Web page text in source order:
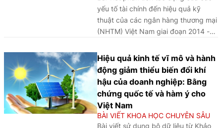
yếu tố tài chính đến hiệu quả kỹ
thuật của các ngân hàng thương mại
(NHTM) Việt Nam giai đoạn 2014 -
thực nghiệm nhằm gợi mở các giải
pháp nâng cao hiệu quả hoạt động
và quản trị rủi ro của hệ thống ngân
hàng.
Hiệu quả kinh tế vĩ mô và hành
động giảm thiểu biến đổi khí
hậu của doanh nghiệp: Bằng
chứng quốc tế và hàm ý cho
Việt Nam
BÀI VIẾT KHOA HỌC CHUYÊN SÂU
Bài viết sử dụng bộ dữ liệu từ Khảo